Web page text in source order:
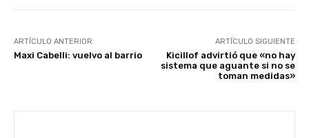
ARTÍCULO ANTERIOR
Maxi Cabelli: vuelvo al barrio
ARTÍCULO SIGUIENTE
Kicillof advirtió que «no hay
sistema que aguante si no se
toman medidas»